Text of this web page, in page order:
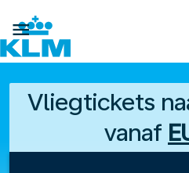

Vliegtickets
vanaf